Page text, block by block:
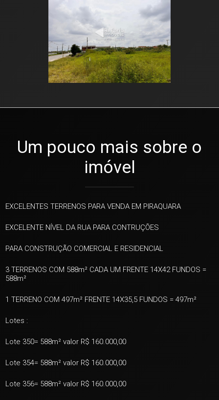
Um pouco mais sobre o
imóvel
EXCELENTES TERRENOS PARA VENDA EM PIRAQUARA
EXCELENTE NÍVEL DA RUA PARA CONTRUÇÕES
PARA CONSTRUÇÃO COMERCIAL E RESIDENCIAL
3 TERRENOS COM 588m² CADA UM FRENTE 14X42 FUNDOS =
588m²
1 TERRENO COM 497m² FRENTE 14X35,5 FUNDOS = 497m²
Lotes :
Lote 350= 588m² valor R$ 160.000,00
Lote 354= 588m² valor R$ 160.000,00
Lote 356= 588m² valor R$ 160.000,00